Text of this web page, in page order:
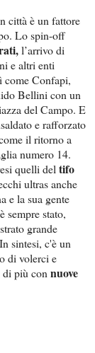
città è un fattore
Lo spin-off
l’arrivo di
e altri enti
come Confapi,
Bellini con un
del Campo. E
e rafforzato
il ritorno a
numero 14.
quelli del tifo
ultras anche
e la sua gente
sempre stato,
grande
sintesi, c'è un
di volerci e
di più con nuove